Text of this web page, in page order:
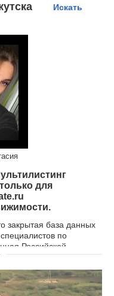
Искать
для
закрытая база данных
по
Российской
региональными
России.
популяризация и